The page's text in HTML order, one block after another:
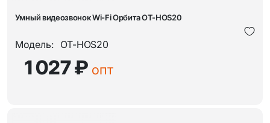
Умный видеозвонок Wi-Fi Орбита OT-HOS20
Модель: OT-HOS20
1 027 ₽ опт